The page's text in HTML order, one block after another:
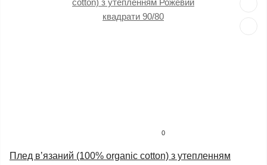
0
Плед вʼязаний (100% organic cotton) з утепленням